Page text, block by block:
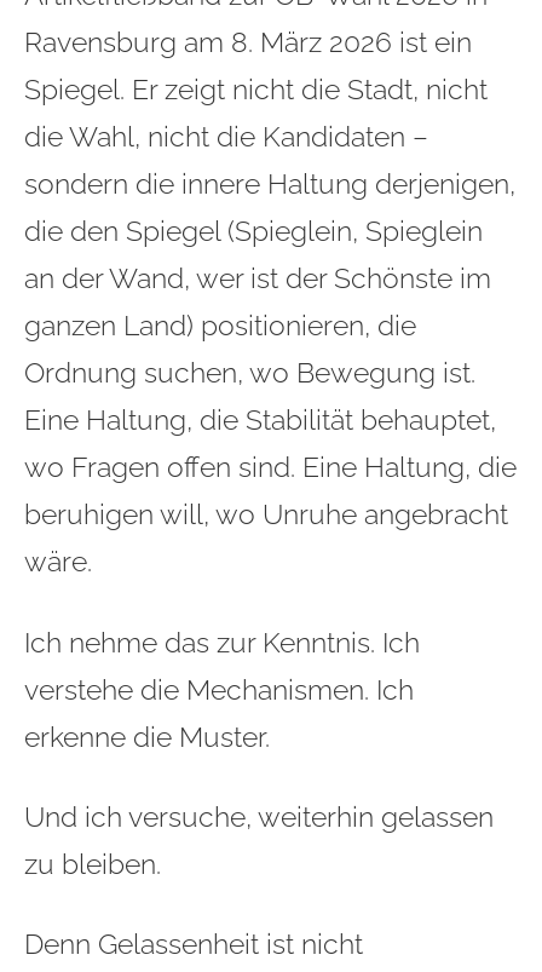
Ravensburg am 8. März 2026 ist ein
Spiegel. Er zeigt nicht die Stadt, nicht
die Wahl, nicht die Kandidaten –
sondern die innere Haltung derjenigen,
die den Spiegel (Spieglein, Spieglein
an der Wand, wer ist der Schönste im
ganzen Land) positionieren, die
Ordnung suchen, wo Bewegung ist.
Eine Haltung, die Stabilität behauptet,
wo Fragen offen sind. Eine Haltung, die
beruhigen will, wo Unruhe angebracht
wäre.
Ich nehme das zur Kenntnis. Ich
verstehe die Mechanismen. Ich
erkenne die Muster.
Und ich versuche, weiterhin gelassen
zu bleiben.
Denn Gelassenheit ist nicht